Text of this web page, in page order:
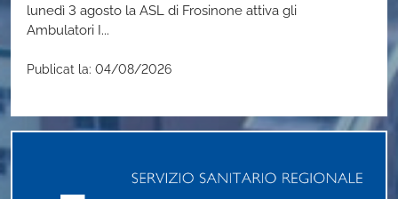
lunedì 3 agosto la ASL di Frosinone attiva gli
Ambulatori I...
Publicat la: 04/08/2026